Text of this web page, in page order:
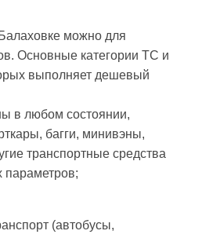
можно для
Основные категории ТС и
выполняет дешевый
в любом состоянии,
багги, минивэны,
транспортные средства
параметров;
(автобусы,